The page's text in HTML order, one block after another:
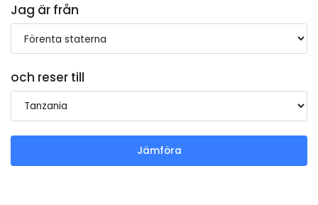
Jag är från
och reser till
Jämföra